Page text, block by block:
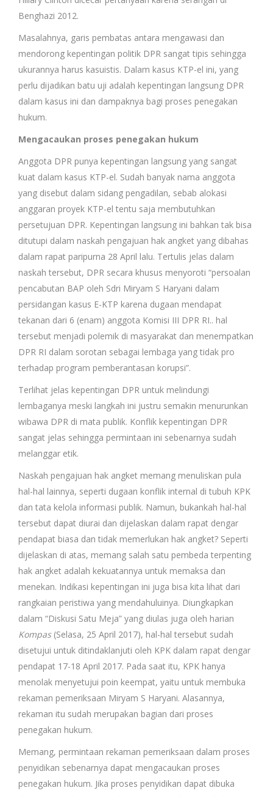
Benghazi 2012.
Masalahnya, garis pembatas antara mengawasi dan
mendorong kepentingan politik DPR sangat tipis sehingga
ukurannya harus kasuistis. Dalam kasus KTP-el ini, yang
perlu dijadikan batu uji adalah kepentingan langsung DPR
dalam kasus ini dan dampaknya bagi proses penegakan
hukum.
Mengacaukan proses penegakan hukum
Anggota DPR punya kepentingan langsung yang sangat
kuat dalam kasus KTP-el. Sudah banyak nama anggota
yang disebut dalam sidang pengadilan, sebab alokasi
anggaran proyek KTP-el tentu saja membutuhkan
persetujuan DPR. Kepentingan langsung ini bahkan tak bisa
ditutupi dalam naskah pengajuan hak angket yang dibahas
dalam rapat paripurna 28 April lalu. Tertulis jelas dalam
naskah tersebut, DPR secara khusus menyoroti “persoalan
pencabutan BAP oleh Sdri Miryam S Haryani dalam
persidangan kasus E-KTP karena dugaan mendapat
tekanan dari 6 (enam) anggota Komisi III DPR RI.. hal
tersebut menjadi polemik di masyarakat dan menempatkan
DPR RI dalam sorotan sebagai lembaga yang tidak pro
terhadap program pemberantasan korupsi”.
Terlihat jelas kepentingan DPR untuk melindungi
lembaganya meski langkah ini justru semakin menurunkan
wibawa DPR di mata publik. Konflik kepentingan DPR
sangat jelas sehingga permintaan ini sebenarnya sudah
melanggar etik.
Naskah pengajuan hak angket memang menuliskan pula
hal-hal lainnya, seperti dugaan konflik internal di tubuh KPK
dan tata kelola informasi publik. Namun, bukankah hal-hal
tersebut dapat diurai dan dijelaskan dalam rapat dengar
pendapat biasa dan tidak memerlukan hak angket? Seperti
dijelaskan di atas, memang salah satu pembeda terpenting
hak angket adalah kekuatannya untuk memaksa dan
menekan. Indikasi kepentingan ini juga bisa kita lihat dari
rangkaian peristiwa yang mendahuluinya. Diungkapkan
dalam “Diskusi Satu Meja” yang diulas juga oleh harian
Kompas(Selasa, 25 April 2017), hal-hal tersebut sudah
disetujui untuk ditindaklanjuti oleh KPK dalam rapat dengar
pendapat 17-18 April 2017. Pada saat itu, KPK hanya
menolak menyetujui poin keempat, yaitu untuk membuka
rekaman pemeriksaan Miryam S Haryani. Alasannya,
rekaman itu sudah merupakan bagian dari proses
penegakan hukum.
Memang, permintaan rekaman pemeriksaan dalam proses
penyidikan sebenarnya dapat mengacaukan proses
penegakan hukum. Jika proses penyidikan dapat dibuka